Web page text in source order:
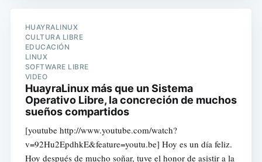
HUAYRALINUX
CULTURA LIBRE
EDUCACIÓN
LINUX
SOFTWARE LIBRE
VIDEO
HuayraLinux más que un Sistema
Operativo Libre, la concreción de muchos
sueños compartidos
[youtube http://www.youtube.com/watch?
v=92Hu2EpdhkE&feature=youtu.be] Hoy es un día feliz.
Hoy después de mucho soñar, tuve el honor de asistir a la